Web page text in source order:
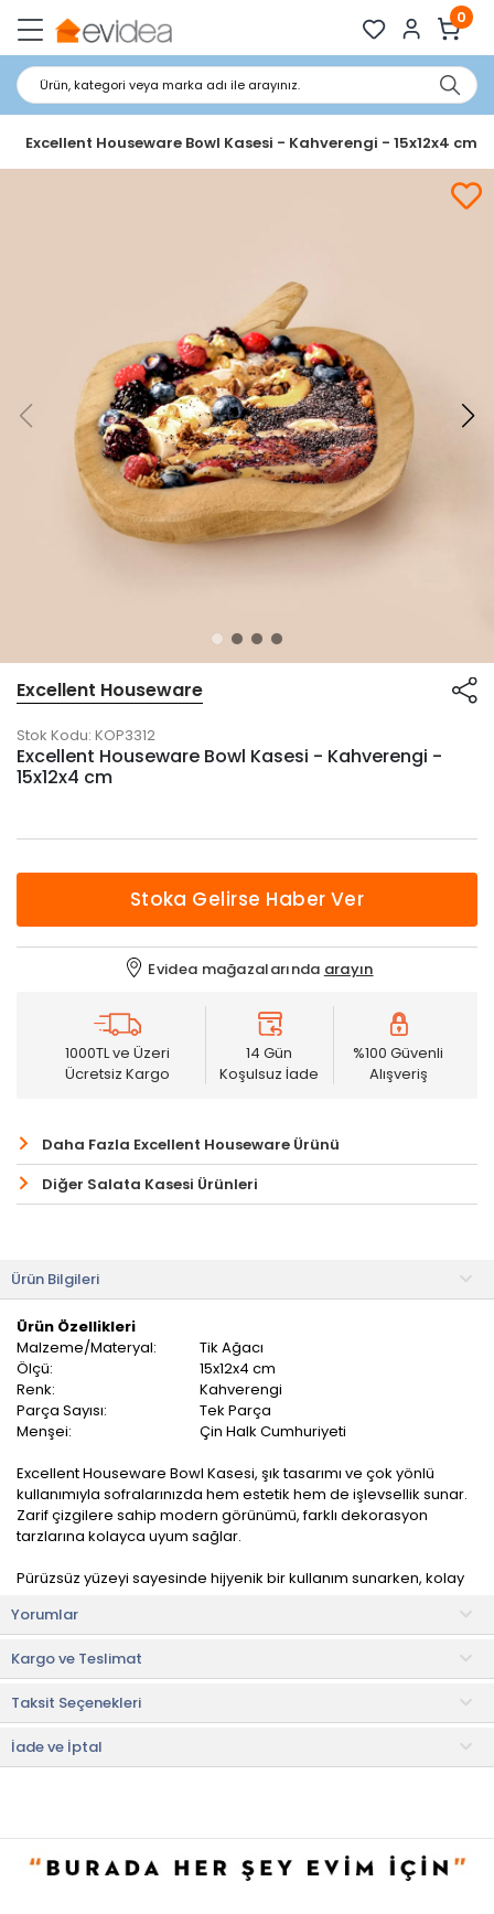
0
Ürün, kategori veya marka adı ile arayınız.
Excellent Houseware Bowl Kasesi - Kahverengi - 15x12x4 cm
Excellent Houseware
Stok Kodu: KOP3312
Excellent Houseware Bowl Kasesi - Kahverengi -
15x12x4 cm
Stoka Gelirse Haber Ver
Evidea mağazalarında arayın
1000TL ve Üzeri
Ücretsiz Kargo
14 Gün
Koşulsuz İade
%100 Güvenli
Alışveriş
Daha Fazla Excellent Houseware Ürünü
Diğer Salata Kasesi Ürünleri
Ürün Bilgileri
Ürün Özellikleri
Malzeme/Materyal:
Tik Ağacı
Ölçü:
15x12x4 cm
Renk:
Kahverengi
Parça Sayısı:
Tek Parça
Menşei:
Çin Halk Cumhuriyeti
Excellent Houseware Bowl Kasesi, şık tasarımı ve çok yönlü
kullanımıyla sofralarınızda hem estetik hem de işlevsellik sunar.
Zarif çizgilere sahip modern görünümü, farklı dekorasyon
tarzlarına kolayca uyum sağlar.
Pürüzsüz yüzeyi sayesinde hijyenik bir kullanım sunarken, kolay
sayesinde kolay taşınır ve sofrada yer kaplamadan şık bir
sunum imkânı verir.
Ürün İçeriği
• Kase: 1 adet
Kullanım ve Bakım Bilgileri
• Bulaşık makinesinde yıkanabilir.
• " Ürün görsellerinde ışık, ortam ve dijital düzenlemelere bağlı
Yorumlar
Kargo ve Teslimat
Taksit Seçenekleri
İade ve İptal